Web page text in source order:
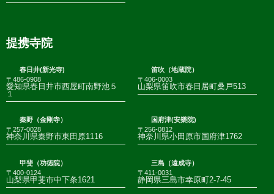
提携寺院
春日井(新光寺)
〒486-0908
愛知県春日井市西屋町南野池５
１
笛吹（地蔵院）
〒406-0003
山梨県笛吹市春日居町桑戸513
秦野（金剛寺）
〒257-0028
神奈川県秦野市東田原1116
国府津(安樂院)
〒256-0812
神奈川県小田原市国府津1762
甲斐（功徳院）
〒400-0124
山梨県甲斐市中下条1621
三島（遠成寺）
〒411-0031
静岡県三島市幸原町2-7-45